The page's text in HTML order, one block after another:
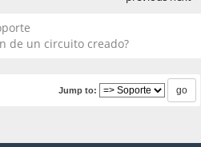
de un circuito creado?
Jump to: